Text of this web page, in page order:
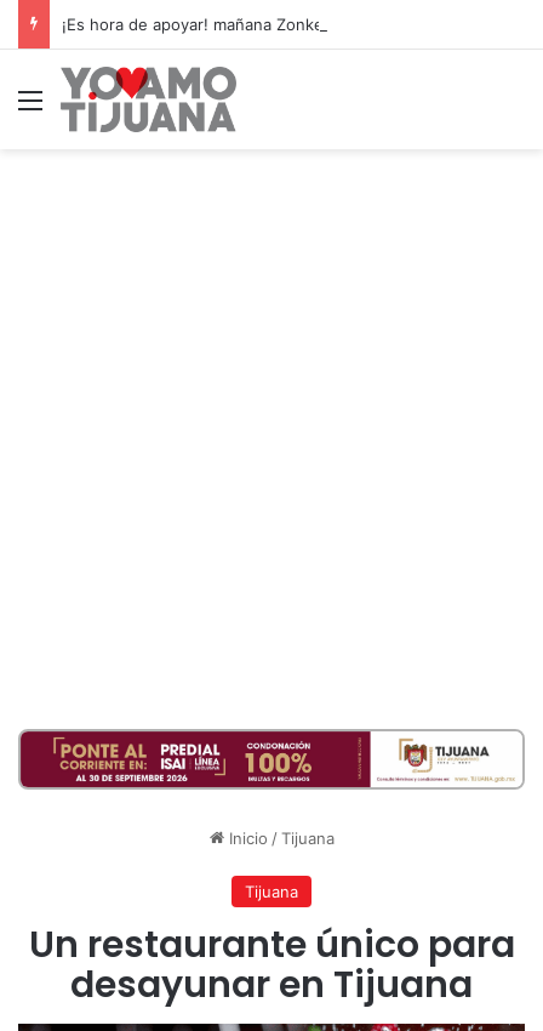
Menú
Inicio / Tijuana
Tijuana
Un restaurante único para
desayunar en Tijuana